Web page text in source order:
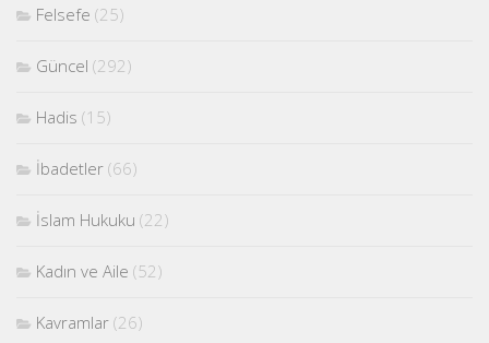
Felsefe (25)
Güncel (292)
Hadis (15)
İbadetler (66)
İslam Hukuku (22)
Kadın ve Aile (52)
Kavramlar (26)